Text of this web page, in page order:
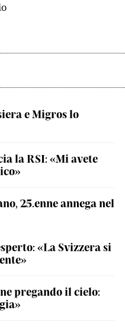
e Migros lo
la RSI: «Mi avete
25.enne annega nel
«La Svizzera si
pregando il cielo: